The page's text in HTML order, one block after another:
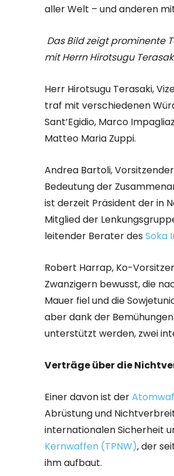
aller Welt – und anderen
Das Bild zeigt prominente
mit Herrn Hirotsugu
Herr Hirotsugu Terasaki,
traf mit verschiedenen
Sant’Egidio, Marco
Matteo Maria Zuppi.
Andrea Bartoli,
Bedeutung der
ist derzeit Präsident der in
Mitglied der
leitender Berater des Soka
Robert Harrap, Ko-
Zwanzigern bewusst, die
Mauer fiel und die
aber dank der
unterstützt werden, zwei
Verträge über die
Einer davon ist der
Abrüstung und
internationalen Sicherheit
Kernwaffen (TPNW), der
ihm aufbaut.